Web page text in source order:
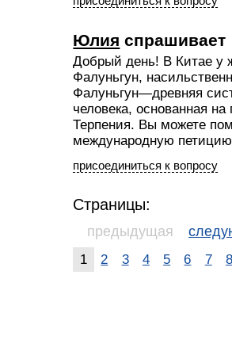
Юлия спрашивает
Добрый день! В Китае у
Фалуньгун,
Фалуньгун—древняя
человека, основанная
Терпения. Вы можете
международную
присоединиться к вопросу
Страницы:
предыдущая
1 2 3 4 5 6 7 8